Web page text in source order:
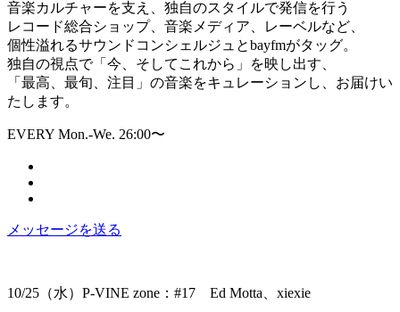
音楽カルチャーを支え、独自のスタイルで発信を行う
レコード総合ショップ、音楽メディア、レーベルなど、
個性溢れるサウンドコンシェルジュとbayfmがタッグ。
独自の視点で「今、そしてこれから」を映し出す、
「最高、最旬、注目」の音楽をキュレーションし、お届けい
たします。
EVERY Mon.-We. 26:00〜
メッセージを送る
10/25（水）P-VINE zone：#17 Ed Motta、xiexie